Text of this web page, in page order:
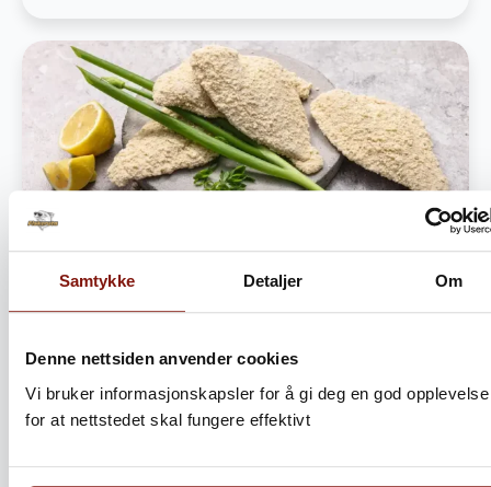
Samtykke Detaljer Om
Denne nettsiden anvender cookies
Vi bruker informasjonskapsler for å gi deg en god
for at nettstedet skal fungere effektivt
Dobbelpanert rødspette 5kg –
Legg i handlekurv